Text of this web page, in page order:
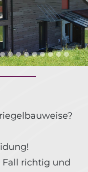
richtig und